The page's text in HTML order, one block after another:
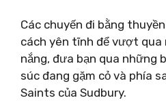
Các chuyến đi bằng
cách yên tĩnh để vượt qua
nắng, đưa bạn qua những
súc đang gặm cỏ và phía
Saints của Sudbury.